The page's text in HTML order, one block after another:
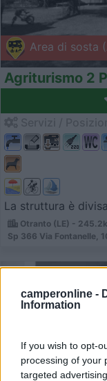
camperonline -
Information
If you wish to opt-
processing of your
targeted
Area di sosta
Agriturismo 2
La struttura è
Otranto (LE) -
Sp 366 Via Fontanelle,